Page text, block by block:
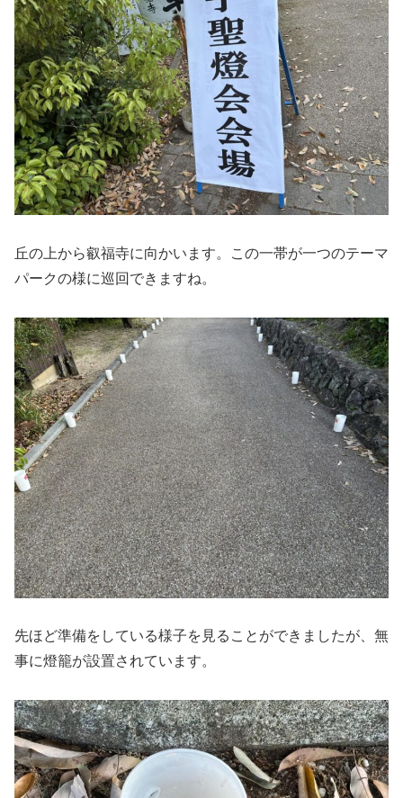
丘の上から叡福寺に向かいます。この一帯が一つのテーマ
パークの様に巡回できますね。
先ほど準備をしている様子を見ることができましたが、無
事に燈籠が設置されています。